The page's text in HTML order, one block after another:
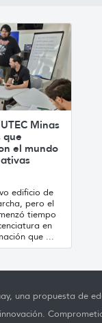
Minas
que
el mundo
edificio de
pero el
tiempo
en
que ...
una propuesta de